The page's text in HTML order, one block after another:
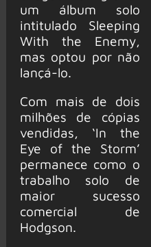
um álbum solo
intitulado Sleeping
With the Enemy,
mas optou por não
lançá-lo.
Com mais de dois
milhões de cópias
vendidas, ‘In the
Eye of the Storm’
permanece como o
trabalho solo de
maior sucesso
comercial de
Hodgson.